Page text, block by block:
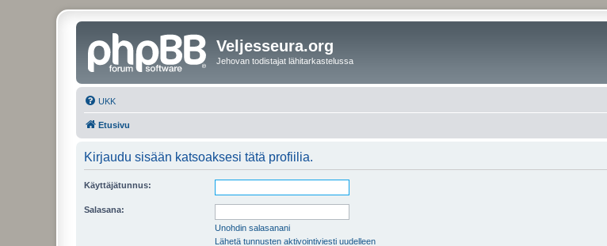
Veljesseura.org
Jehovan todistajat lähitarkastelussa
UKK
Etusivu
Kirjaudu sisään katsoaksesi tätä profiilia.
Käyttäjätunnus:
Salasana:
Unohdin salasanani
Lähetä tunnusten aktivointiviesti uudelleen